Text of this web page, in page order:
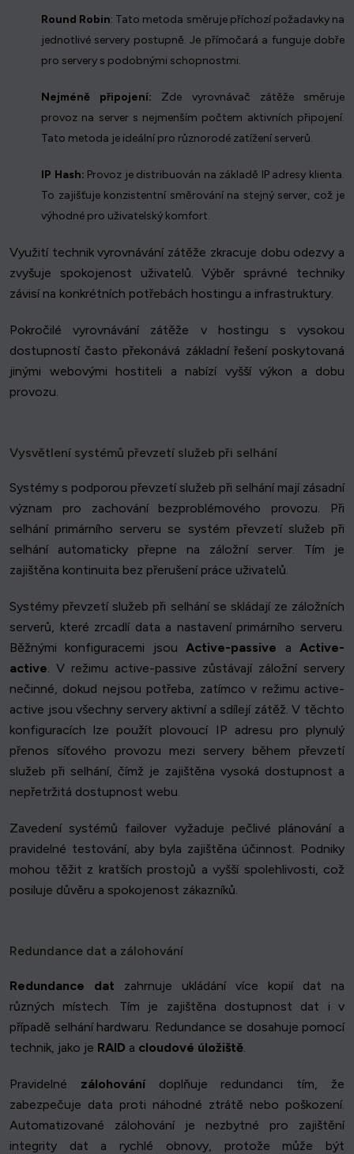
Round Robin: Tato metoda směruje příchozí požadavky na
jednotlivé servery postupně. Je přímočará a funguje dobře
pro servery s podobnými schopnostmi.
Nejméně připojení: Zde vyrovnávač zátěže směruje
provoz na server s nejmenším počtem aktivních připojení.
Tato metoda je ideální pro různorodé zatížení serverů.
IP Hash: Provoz je distribuován na základě IP adresy klienta.
To zajišťuje konzistentní směrování na stejný server, což je
výhodné pro uživatelský komfort.
Využití technik vyrovnávání zátěže zkracuje dobu odezvy a
zvyšuje spokojenost uživatelů. Výběr správné techniky
závisí na konkrétních potřebách hostingu a infrastruktury.
Pokročilé vyrovnávání zátěže v hostingu s vysokou
dostupností často překonává základní řešení poskytovaná
jinými webovými hostiteli a nabízí vyšší výkon a dobu
provozu.
Vysvětlení systémů převzetí služeb při selhání
Systémy s podporou převzetí služeb při selhání mají zásadní
význam pro zachování bezproblémového provozu. Při
selhání primárního serveru se systém převzetí služeb při
selhání automaticky přepne na záložní server. Tím je
zajištěna kontinuita bez přerušení práce uživatelů.
Systémy převzetí služeb při selhání se skládají ze záložních
serverů, které zrcadlí data a nastavení primárního serveru.
Běžnými konfiguracemi jsou Active-passive a Active-
active . V režimu active-passive zůstávají záložní servery
nečinné, dokud nejsou potřeba, zatímco v režimu active-
active jsou všechny servery aktivní a sdílejí zátěž. V těchto
konfiguracích lze použít plovoucí IP adresu pro plynulý
přenos síťového provozu mezi servery během převzetí
služeb při selhání, čímž je zajištěna vysoká dostupnost a
nepřetržitá dostupnost webu.
Zavedení systémů failover vyžaduje pečlivé plánování a
pravidelné testování, aby byla zajištěna účinnost. Podniky
mohou těžit z kratších prostojů a vyšší spolehlivosti, což
posiluje důvěru a spokojenost zákazníků.
Redundance dat a zálohování
Redundance dat zahrnuje ukládání více kopií dat na
různých místech. Tím je zajištěna dostupnost dat i v
případě selhání hardwaru. Redundance se dosahuje pomocí
technik, jako je RAID a cloudové úložiště
Pravidelné zálohovánídoplňuje redundanci tím, že
zabezpečuje data proti náhodné ztrátě nebo poškození.
Automatizované zálohování je nezbytné pro zajištění
integrity dat a rychlé obnovy, protože může být